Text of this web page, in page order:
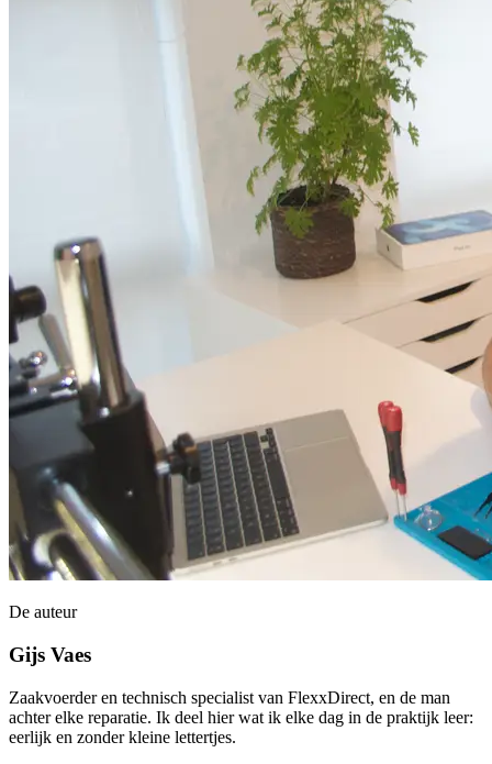
De auteur
Gijs Vaes
Zaakvoerder en technisch specialist van FlexxDirect, en de man
achter elke reparatie. Ik deel hier wat ik elke dag in de praktijk leer:
eerlijk en zonder kleine lettertjes.